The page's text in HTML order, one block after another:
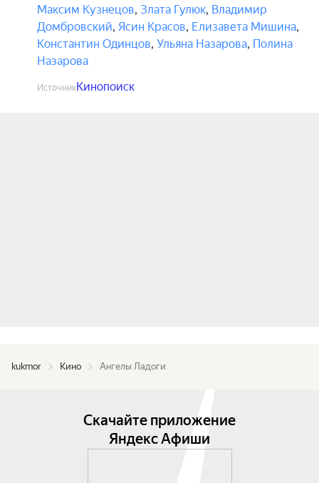
Максим Кузнецов, Злата Гулюк, Владимир
Домбровский, Ясин Красов, Елизавета Мишина,
Константин Одинцов, Ульяна Назарова, Полина
Назарова
ИсточникКинопоиск
kukmor Кино Ангелы Ладоги
Скачайте приложение
Яндекс Афиши